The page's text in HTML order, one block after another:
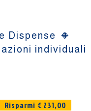
Dispense 🔸
individuali
Risparmi € 231,00